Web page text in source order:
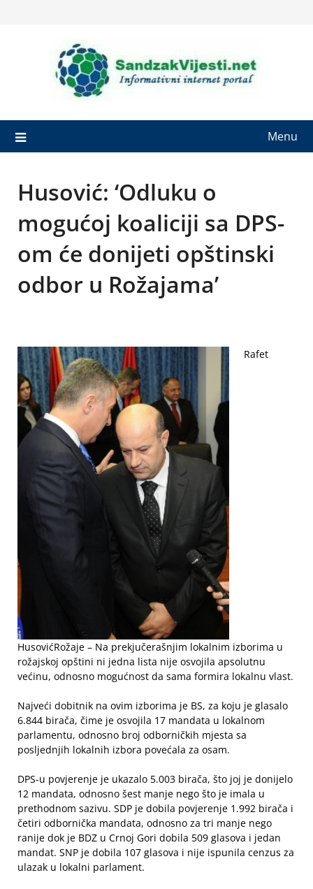
Menu
Husović: ‘Odluku o
mogućoj koaliciji sa DPS-
om će donijeti opštinski
odbor u Rožajama’
Rafet
HusovićRožaje – Na prekjučerašnjim lokalnim izborima u
rožajskoj opštini ni jedna lista nije osvojila apsolutnu
većinu, odnosno mogućnost da sama formira lokalnu vlast.
Najveći dobitnik na ovim izborima je BS, za koju je glasalo
6.844 birača, čime je osvojila 17 mandata u lokalnom
parlamentu, odnosno broj odborničkih mjesta sa
posljednjih lokalnih izbora povećala za osam.
DPS-u povjerenje je ukazalo 5.003 birača, što joj je donijelo
12 mandata, odnosno šest manje nego što je imala u
prethodnom sazivu. SDP je dobila povjerenje 1.992 birača i
četiri odbornička mandata, odnosno za tri manje nego
ranije dok je BDZ u Crnoj Gori dobila 509 glasova i jedan
mandat. SNP je dobila 107 glasova i nije ispunila cenzus za
ulazak u lokalni parlament.